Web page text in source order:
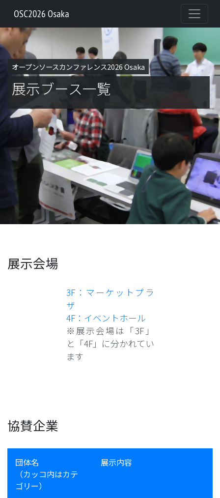
OSC2026 Osaka
オープンソースカンファレンス2026 Osaka
展示ブース一覧
展示会場
3F：マーケットプラ
ザ
4F：イベントホール
※展示会場は「3F」
と「4F」に分かれてい
ます
協賛企業
団体名
（カッコ内はカテ
ゴリー）
展示内容